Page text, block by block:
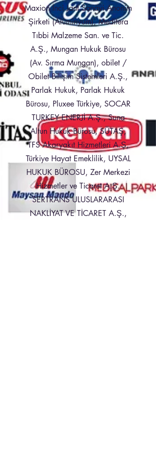
Maxion İnci Jant Sanayi Anonim
Şirketi (Alüminyum), Meditera
Tıbbi Malzeme San. ve Tic.
A.Ş., Mungan Hukuk Bürosu
(Av. Sırma Mungan), obilet /
Obilet Bilişim Sistemleri A.Ş.,
Parlak Hukuk, Parlak Hukuk
Bürosu, Pluxee Türkiye, SOCAR
TURKEY ENERJİ A.Ş., Suna
Altun Hukuk Bürosu, SÜTAŞ,
TFS Akaryakıt Hizmetleri A.Ş,
Türkiye Hayat Emeklilik, UYSAL
HUKUK BÜROSU, Zer Merkezi
Hizmetler ve Ticaret A.Ş.
SERTRANS ULUSLARARASI
NAKLİYAT VE TİCARET A.Ş.,